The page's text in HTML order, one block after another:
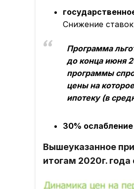
Снижение
Программа
до конца июня
программы
цены на
ипотеку (в
30%
Вышеуказанное
итогам 2020г.